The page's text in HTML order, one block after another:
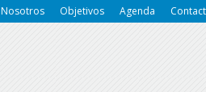
Nosotros Objetivos Agenda